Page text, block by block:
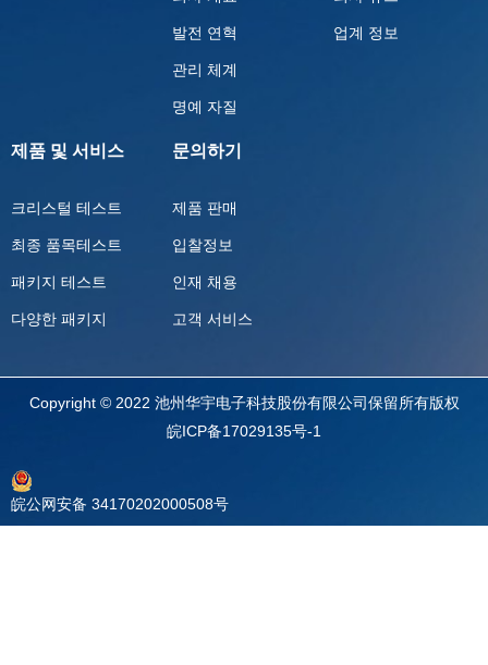
발전 연혁
관리 체계
명예 자질
업계 정보
제품 및 서비스
크리스털 테스트
최종 품목테스트
패키지 테스트
다양한 패키지
문의하기
제품 판매
입찰정보
인재 채용
고객 서비스
Copyright © 2022 池州华宇电子科技股份有限公司保留所有版权
皖ICP备17029135号-1
皖公网安备 34170202000508号